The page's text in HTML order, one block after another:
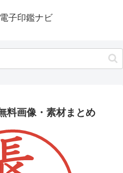
子印鑑ナビ
料画像・素材まとめ